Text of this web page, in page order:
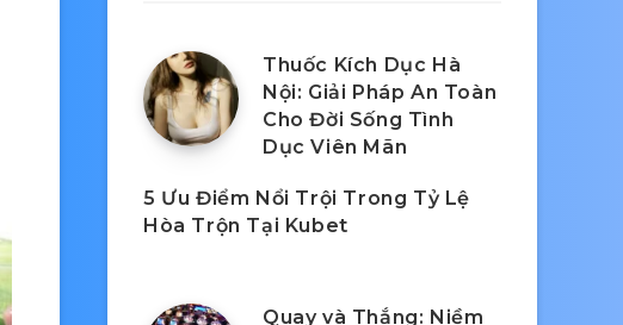
Thuốc Kích Dục Hà
Nội: Giải Pháp An Toàn
Cho Đời Sống Tình
Dục Viên Mãn
5 Ưu Điểm Nổi Trội Trong Tỷ Lệ
Hòa Trộn Tại Kubet
Quay và Thắng: Niềm